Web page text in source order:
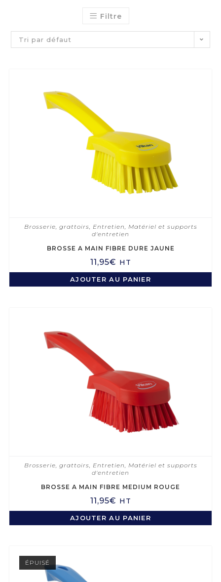
Filtre
Tri par défaut
Brosserie, grattoirs, Entretien, Matériel et supports
d'entretien
BROSSE A MAIN FIBRE DURE JAUNE
11,95€ HT
AJOUTER AU PANIER
Brosserie, grattoirs Entretien
Matériel et supports
d'entretien
BROSSE A MAIN FIBRE MEDIUM ROUGE
11,95€ HT
AJOUTER AU PANIER
ÉPUISÉ